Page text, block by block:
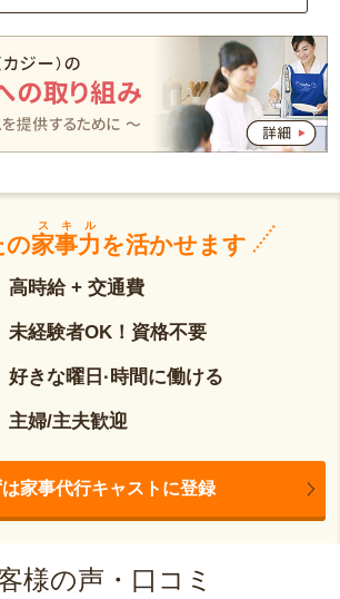
の家事力
スキル
を活かせます
高時給 + 交通費
未経験者OK！資格不要
好きな曜日·時間に働ける
主婦/主夫歓迎
は家事代行キャストに登録
様の声・口コミ